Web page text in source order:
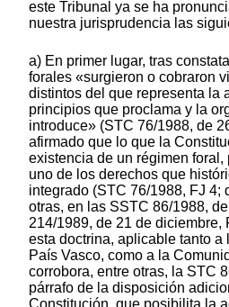
este Tribunal ya se ha
nuestra jurisprudencia las
a) En primer lugar, tras
forales «surgieron o cobraron
distintos del que representa la
principios que proclama y la
introduce» (STC 76/1988, de
afirmado que lo que la
existencia de un régimen foral,
uno de los derechos que
integrado (STC 76/1988, FJ 4;
otras, en las SSTC 86/1988,
214/1989, de 21 de diciembre,
esta doctrina, aplicable tanto a
País Vasco, como a la
corrobora, entre otras, la STC
párrafo de la disposición
Constitución, que posibilita la